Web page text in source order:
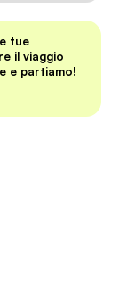
tue
il viaggio
e partiamo!